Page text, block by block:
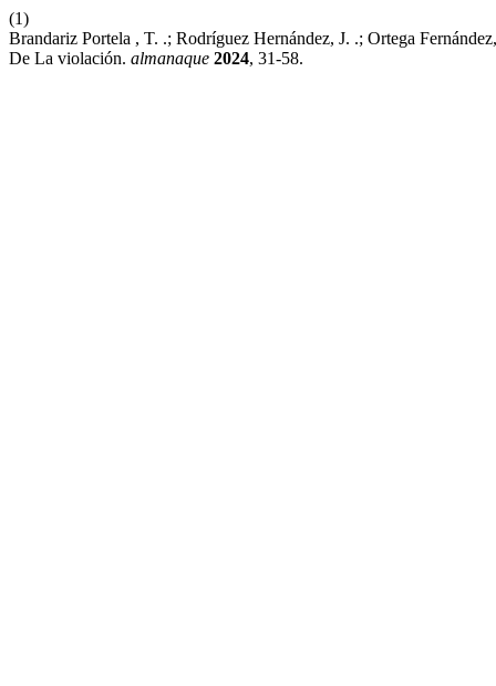
(1)
Brandariz Portela , T. .; Rodríguez Hernández, J. .; Ortega
De La violación. almanaque 2024, 31-58.